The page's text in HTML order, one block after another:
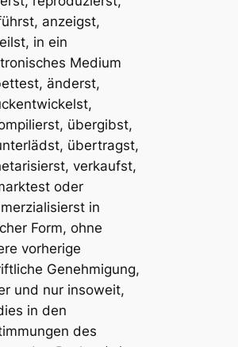
anzeigst,
in ein
Medium
änderst,
übergibst,
übertragst,
verkaufst,
oder
in
Form, ohne
vorherige
Genehmigung,
und nur insoweit,
in den
des